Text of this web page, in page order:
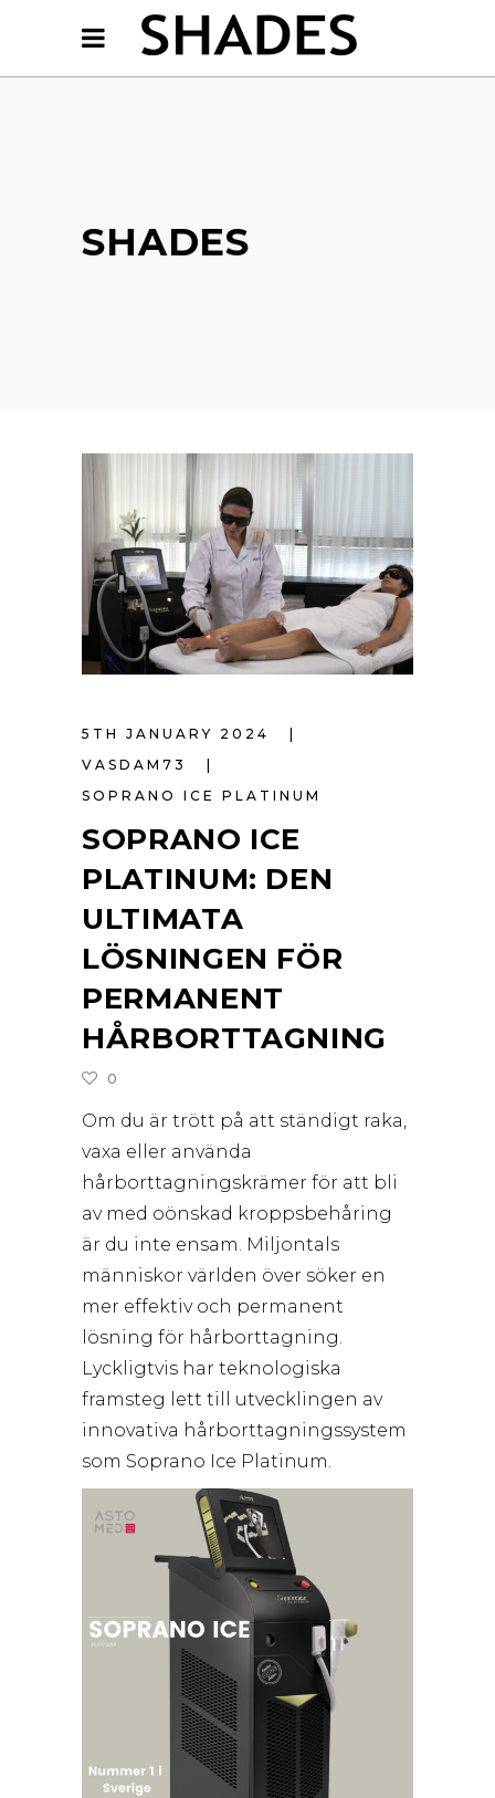
SHADES
5TH JANUARY 2024
VASDAM73
SOPRANO ICE PLATINUM
SOPRANO ICE
PLATINUM: DEN
ULTIMATA
LÖSNINGEN FÖR
PERMANENT
HÅRBORTTAGNING
0
Om du är trött på att ständigt raka,
vaxa eller använda
hårborttagningskrämer för att bli
av med oönskad kroppsbehåring
är du inte ensam. Miljontals
människor världen över söker en
mer effektiv och permanent
lösning för hårborttagning.
Lyckligtvis har teknologiska
framsteg lett till utvecklingen av
innovativa hårborttagningssystem
som Soprano Ice Platinum.